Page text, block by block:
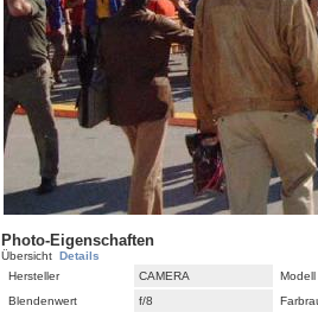
Photo-Eigenschaften
Übersicht Details
Hersteller
CAMERA
Modell
Blendenwert
f/8